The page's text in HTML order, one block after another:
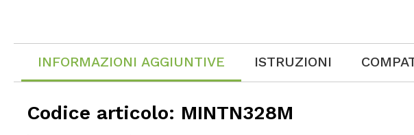
INFORMAZIONI AGGIUNTIVE ISTRUZIONI
Codice articolo: MINTN328M